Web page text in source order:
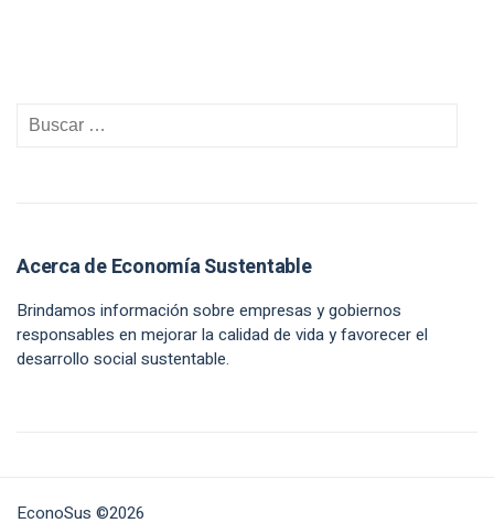
Acerca de Economía Sustentable
Brindamos información sobre empresas y gobiernos
responsables en mejorar la calidad de vida y favorecer el
desarrollo social sustentable.
EconoSus ©2026